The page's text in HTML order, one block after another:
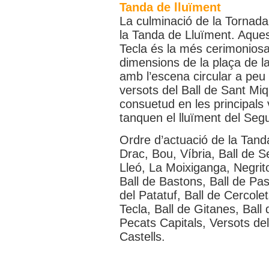
Tanda de lluïment
La culminació de la
la Tanda de Lluïment.
Tecla és la més
dimensions de la plaça de
amb l’escena circular a
versots del Ball de Sant
consuetud en les
tanquen el lluïment del
Ordre d’actuació de la
Drac, Bou, Víbria, Ball de
Lleó, La Moixiganga,
Ball de Bastons, Ball de
del Patatuf, Ball de
Tecla, Ball de Gitanes, Ball
Pecats Capitals, Versots
Castells.